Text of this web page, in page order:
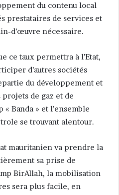
du contenu local
prestataires de services et
d’œuvre nécessaire.
ce taux permettra à l’Etat,
d’autres sociétés
du développement et
projets de gaz et de
Banda » et l’ensemble
se trouvant alentour.
mauritanien va prendre la
sa prise de
BirAllah, la mobilisation
sera plus facile, en